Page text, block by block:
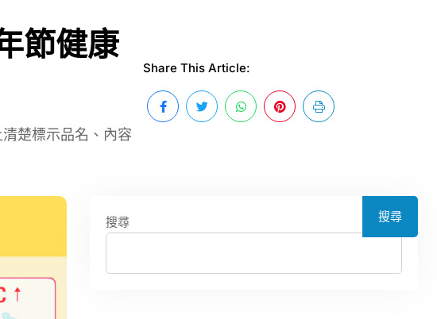
節健康
楚標示品名、內容
Share This Article:
搜尋 搜尋